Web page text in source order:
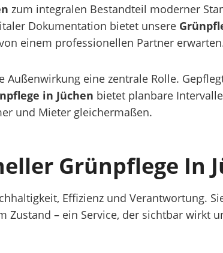
zum integralen Bestandteil moderner
Dokumentation bietet unsere
einem professionellen Partner
eine zentrale Rolle.
in Jüchen bietet planbare
und Mieter gleichermaßen.
Grünpflege In
Effizienz und Verantwortung.
– ein Service, der sichtbar wirkt